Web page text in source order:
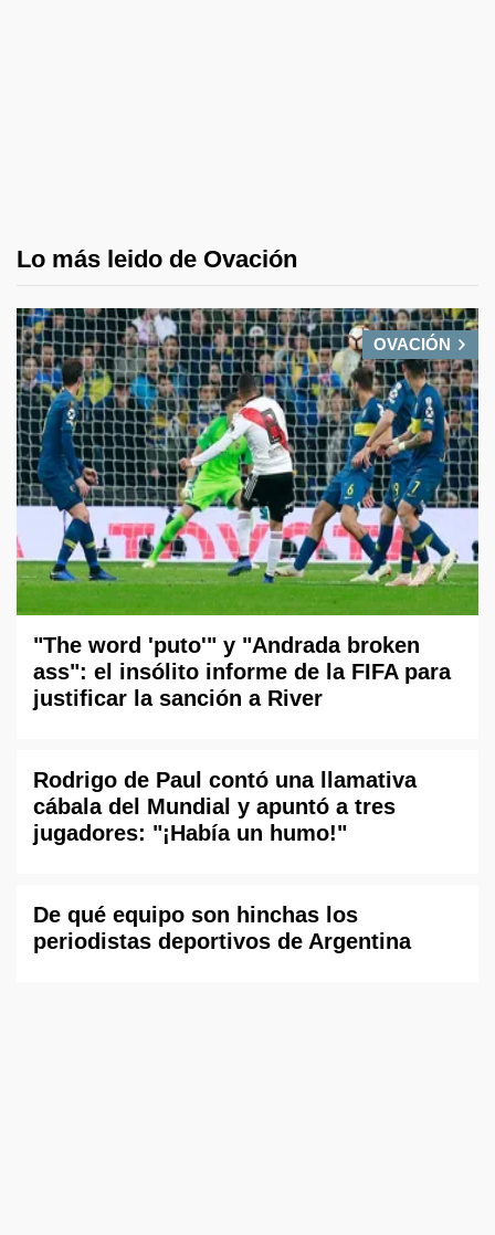
Lo más leido de Ovación
OVACIÓN
"The word 'puto'" y "Andrada broken
ass": el insólito informe de la FIFA para
justificar la sanción a River
Rodrigo de Paul contó una llamativa
cábala del Mundial y apuntó a tres
jugadores: "¡Había un humo!"
De qué equipo son hinchas los
periodistas deportivos de Argentina